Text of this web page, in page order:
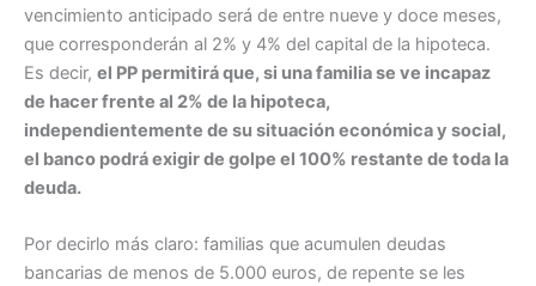
vencimiento anticipado será de entre nueve y doce meses,
que corresponderán al 2% y 4% del capital de la hipoteca.
Es decir, el PP permitirá que, si una familia se ve incapaz
de hacer frente al 2% de la hipoteca,
independientemente de su situación económica y social,
el banco podrá exigir de golpe el 100% restante de toda la
deuda.
Por decirlo más claro: familias que acumulen deudas
bancarias de menos de 5.000 euros, de repente se les